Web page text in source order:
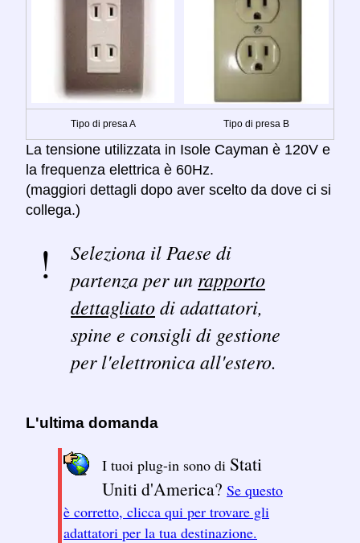
Tipo di presa A Tipo di presa B
La tensione utilizzata in Isole Cayman è 120V e
la frequenza elettrica è 60Hz.
(maggiori dettagli dopo aver scelto da dove ci si
collega.)
Seleziona il Paese di
partenza per un rapporto
dettagliatodi adattatori,
spine e consigli di gestione
per l'elettronica all'estero.
L'ultima domanda
I tuoi plug-in sono di Stati
Uniti d'America? Se questo
è corretto, clicca qui per trovare gli
adattatori per la tua destinazione.